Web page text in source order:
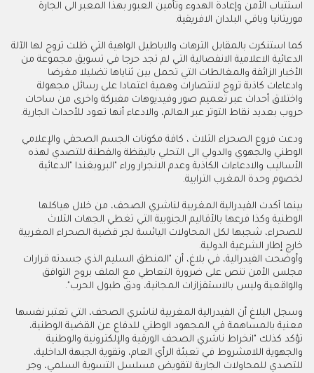
استتباب الأمن وإعادة الهدوء وتأمين العبور بهذا المعبر الى الجارة
موريتانيا وباقي البلدان الافريقية.
كما استنكرت بالمقابل الترهات والاباطيل الواهية التي ظلت تروج لها الآلة
الدعائية الاعلامية الانفصالية التي لم تجد حرجا في تسويق مجموعة من
الأخبار الزائفة والمغالطات التي تحمل بين ثناياها تضليلا مغرضا
وادعاءات كاذبة تروج لانتصارات وهمية اعتمادا على رسائل مجهولة
واختلاق أحداث عبر تعميم صور وفيديوهات مفبركة واخرى من ساحات
حروب بعديد نقاط التوتر عبر العالم، والادعاء أنها تعود للأحداث الجارية.
ودعت فروع الصحراء الثلاث ، كافة مكونات الجسم الصحفي والإعلامي
الوطني والجهوي والدولي الى التحلي باليقظة والفطنة للتصدي لهذه
الأساليب والادعاءات الكاذبة وعدم الانجرار وراء "البروبغندا "الدعائية
لخصوم وحدة المغرب الترابية.
بينما أكدت الفيدرالية المغربية لناشري الصحف، من خلال هياكلها
الوطنية وكذا فرعها بالأقاليم الجنوبية التي تغطي الجهات الثلاث
للصحراء، شجبها لكل المحاولات اليائسة لجر قضية الصحراء المغربية
خارج إطار الشرعية الدولية.
وأوضحت الفيدرالية، في بلاغ، أن "المنطق السليم الذي جسدته قرارات
مجلس الأمن تنص على ضرورة التعاطي مع الملف بروح التوافق
والواقعية وليس بالاستفزازات المجانية، ودق طبول الحرب".
وسجل البلاغ أن الفيدرالية المغربية لناشري الصحف، التي تعتبر نفسها
معنية بالمساهمة في المجهود الوطني للدفاع عن القضية الوطنية،
تؤكد كذلك "انخراط ناشري الصحف الورقية والإلكترونية والوطنية
والجهوية اللامشروط في تعبئة الرأي العام، وتقوية الجبهة الداخلية،
للتصدي للمحاولات الجارية لتقويض مسلسل التسوية السلمي، وجر